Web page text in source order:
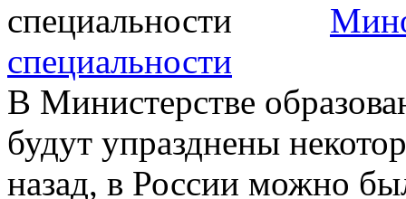
специальности
В Министерстве
будут упразднены
назад, в России можно